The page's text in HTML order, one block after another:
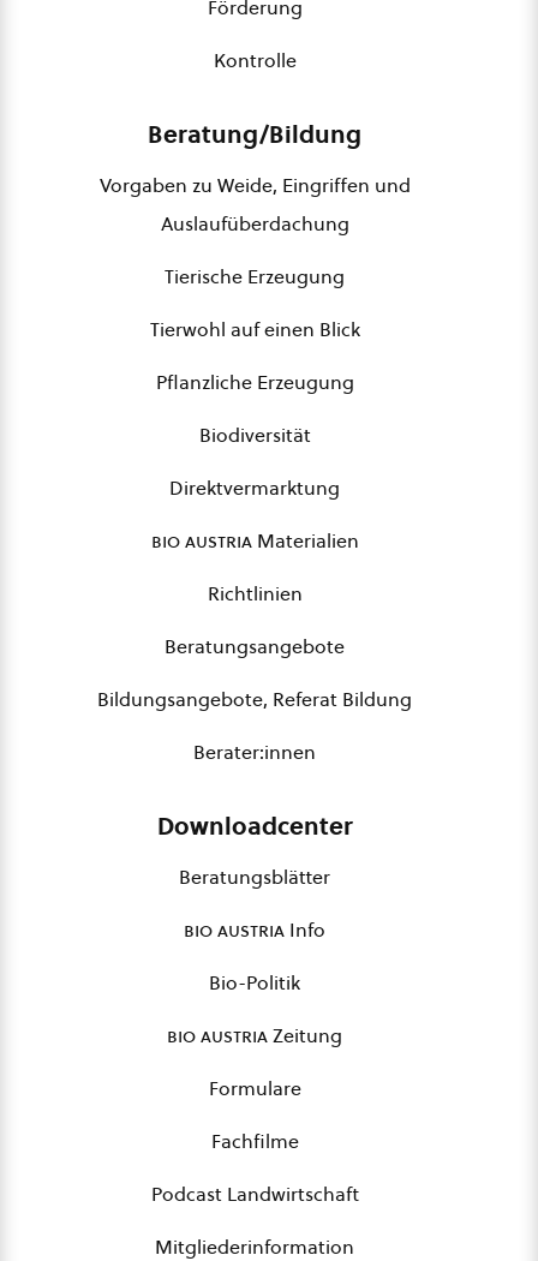
Förderung
Kontrolle
Beratung/Bildung
Vorgaben zu Weide, Eingriffen und
Auslaufüberdachung
Tierische Erzeugung
Tierwohl auf einen Blick
Pflanzliche Erzeugung
Biodiversität
Direktvermarktung
bio austriaMaterialien
Richtlinien
Beratungsangebote
Bildungsangebote, Referat Bildung
Berater:innen
Downloadcenter
Beratungsblätter
bio austria Info
Bio-Politik
bio austriaZeitung
Formulare
Fachfilme
Podcast Landwirtschaft
Mitgliederinformation